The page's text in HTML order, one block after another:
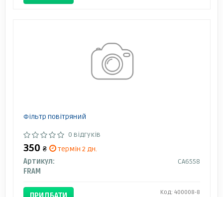
Фільтр повітряний
0 відгуків
350 ₴
термін 2 дн.
Артикул:
CA6558
FRAM
Код: 400008-8